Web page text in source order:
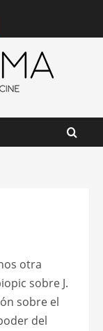
otra
sobre J.
sobre el
del